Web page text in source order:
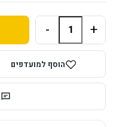
+
-
הוסף למועדפים